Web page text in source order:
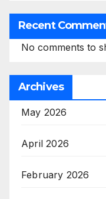
Recent
No comments to
Archives
May 2026
April 2026
February 2026